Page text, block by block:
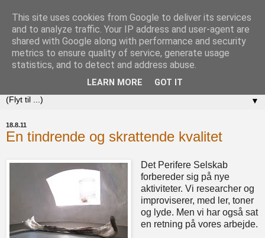
Det Perifere Selskab
KUNST – MENNESKER – STEDER ... vi skaber nye
forbindelser
▼
18.8.11
En tindrende og skrattende kvalitet
Det Perifere Selskab
forbereder sig på nye
aktiviteter. Vi researcher og
improviserer, med ler, toner
og lyde. Men vi har også sat
en retning på vores arbejde.
This site uses cookies from Google to deliver its services
and to analyze traffic. Your IP address and user-agent are
shared with Google along with performance and security
metrics to ensure quality of service, generate usage
statistics, and to detect and address abuse.
LEARN MORE GOT IT